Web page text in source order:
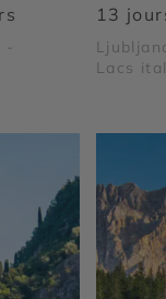
13
Lacs